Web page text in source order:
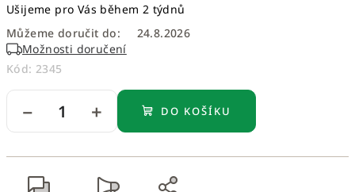
cena:
Ušijeme pro Vás během 2 týdnů
Můžeme doručit do:
24.8.2026
Možnosti doručení
Kód: 2345
+
− DO KOŠÍKU